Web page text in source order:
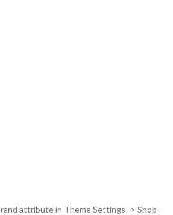
attribute in Theme Settings -> Shop -